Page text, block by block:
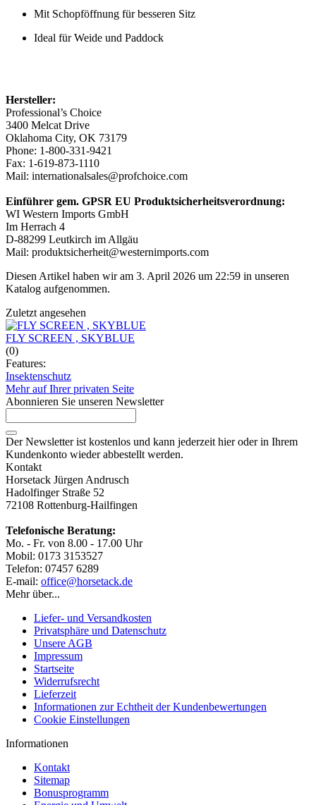
Mit Schopföffnung für besseren Sitz
Ideal für Weide und Paddock
Hersteller:
Professional’s Choice
3400 Melcat Drive
Oklahoma City, OK 73179
Phone: 1-800-331-9421
Fax: 1-619-873-1110
Mail: internationalsales@profchoice.com
Einführer gem. GPSR EU Produktsicherheitsverordnung:
WI Western Imports GmbH
Im Herrach 4
D-88299 Leutkirch im Allgäu
Mail: produktsicherheit@westernimports.com
Diesen Artikel haben wir am 3. April 2026 um 22:59 in unseren
Katalog aufgenommen.
Zuletzt angesehen
FLY SCREEN , SKYBLUE
(0)
Features:
Insektenschutz
Mehr auf Ihrer privaten Seite
Abonnieren Sie unseren Newsletter
Der Newsletter ist kostenlos und kann jederzeit hier oder in Ihrem
Kundenkonto wieder abbestellt werden.
Kontakt
Horsetack Jürgen Andrusch
Hadolfinger Straße 52
72108 Rottenburg-Hailfingen
Telefonische Beratung:
Mo. - Fr. von 8.00 - 17.00 Uhr
Mobil: 0173 3153527
Telefon: 07457 6289
E-mail: office@horsetack.de
Mehr über...
Liefer- und Versandkosten
Privatsphäre und Datenschutz
Unsere AGB
Impressum
Startseite
Widerrufsrecht
Lieferzeit
Informationen zur Echtheit der Kundenbewertungen
Cookie Einstellungen
Informationen
Kontakt
Sitemap
Bonusprogramm